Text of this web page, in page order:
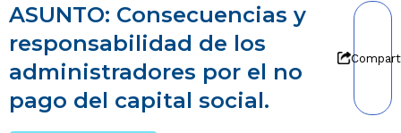
ASUNTO: Consecuencias y
responsabilidad de los
administradores por el no
pago del capital social.